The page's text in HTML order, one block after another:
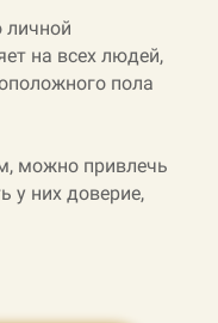
личной
на всех людей,
пола
можно привлечь
у них доверие,